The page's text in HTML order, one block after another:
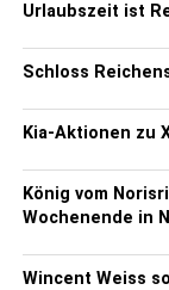
Urlaubszeit ist
Schloss
Kia-Aktionen zu
König vom
Wochenende in
Wincent Weiss